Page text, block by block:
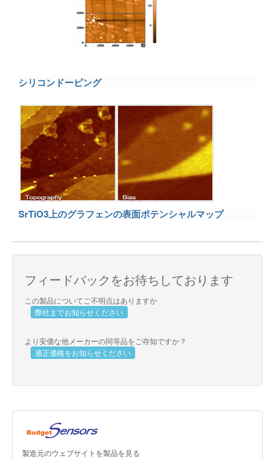
シリコンドーピング
SrTiO3上のグラフェンの表面ポテンシャルマップ
フィードバックをお待ちしております
この製品についてご不明点はありますか
弊社までお知らせください
より安価な他メーカーの同等品をご存知ですか？
適正価格をお知らせください
製造元のウェブサイトを製品を見る